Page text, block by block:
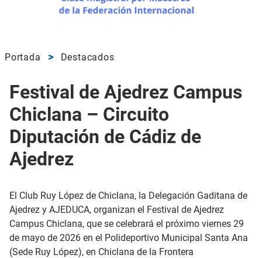
Portada Destacados
Festival de Ajedrez Campus
Chiclana – Circuito
Diputación de Cádiz de
Ajedrez
El Club Ruy López de Chiclana, la Delegación Gaditana de
Ajedrez y AJEDUCA, organizan el Festival de Ajedrez
Campus Chiclana, que se celebrará el próximo viernes 29
de mayo de 2026 en el Polideportivo Municipal Santa Ana
(Sede Ruy López), en Chiclana de la Frontera